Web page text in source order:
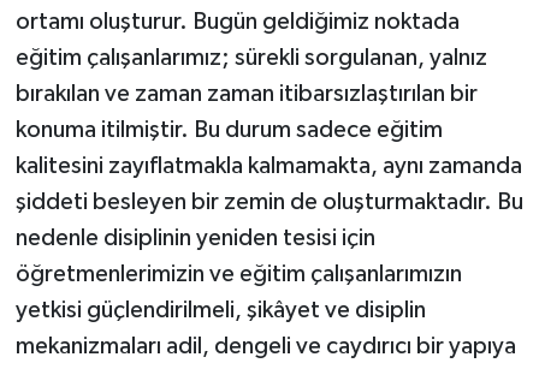
ortamı oluşturur. Bugün geldiğimiz noktada
eğitim çalışanlarımız; sürekli sorgulanan, yalnız
bırakılan ve zaman zaman itibarsızlaştırılan bir
konuma itilmiştir. Bu durum sadece eğitim
kalitesini zayıflatmakla kalmamakta, aynı zamanda
şiddeti besleyen bir zemin de oluşturmaktadır. Bu
nedenle disiplinin yeniden tesisi için
öğretmenlerimizin ve eğitim çalışanlarımızın
yetkisi güçlendirilmeli, şikâyet ve disiplin
mekanizmaları adil, dengeli ve caydırıcı bir yapıya